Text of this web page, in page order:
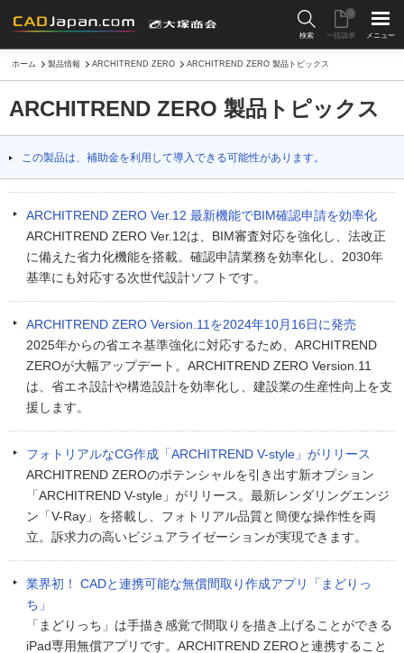
検索 一括請求
0
メニュー
ホーム 製品情報 ARCHITREND ZERO ARCHITREND ZERO 製品トピックス
ARCHITREND ZERO 製品トピックス
この製品は、補助金を利用して導入できる可能性があります。
ARCHITREND ZERO Ver.12 最新機能でBIM確認申請を効率化
ARCHITREND ZERO Ver.12は、BIM審査対応を強化し、法改正
に備えた省力化機能を搭載。確認申請業務を効率化し、2030年
基準にも対応する次世代設計ソフトです。
ARCHITREND ZERO Version.11を2024年10月16日に発売
2025年からの省エネ基準強化に対応するため、ARCHITREND
ZEROが大幅アップデート。ARCHITREND ZERO Version.11
は、省エネ設計や構造設計を効率化し、建設業の生産性向上を支
援します。
フォトリアルなCG作成「ARCHITREND V-style」がリリース
ARCHITREND ZEROのポテンシャルを引き出す新オプション
「ARCHITREND V-style」がリリース。最新レンダリングエンジ
ン「V-Ray」を搭載し、フォトリアル品質と簡便な操作性を両
立。訴求力の高いビジュアライゼーションが実現できます。
業界初！ CADと連携可能な無償間取り作成アプリ「まどりっ
ち」
「まどりっち」は手描き感覚で間取りを描き上げることができる
iPad専用無償アプリです。ARCHITREND ZEROと連携すること